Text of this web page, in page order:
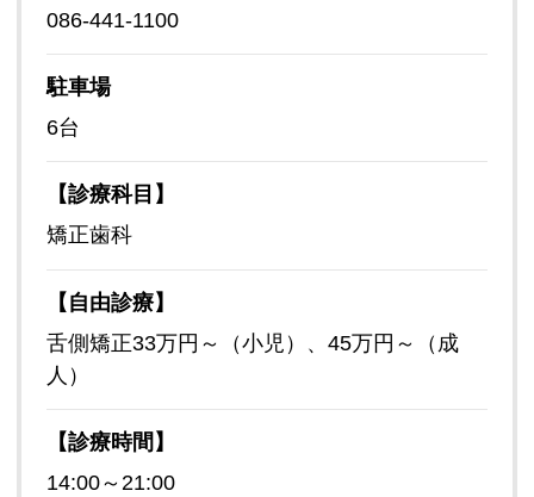
086-441-1100
駐車場
6台
【診療科目】
矯正歯科
【自由診療】
舌側矯正33万円～（小児）、45万円～（成
人）
【診療時間】
14:00～21:00